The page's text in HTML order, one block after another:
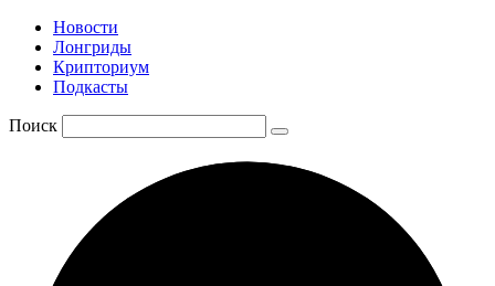
Новости
Лонгриды
Крипториум
Подкасты
Поиск